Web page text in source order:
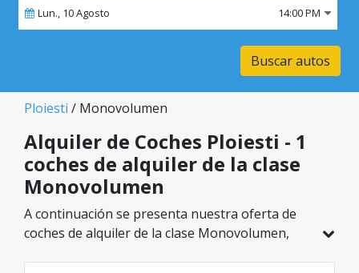
Lun., 10Agosto 14:00 PM
Buscar autos
Ploiesti / Monovolumen
Alquiler de Coches Ploiesti - 1
coches de alquiler de la clase
Monovolumen
A continuación se presenta nuestra oferta de
coches de alquiler de la clase Monovolumen,